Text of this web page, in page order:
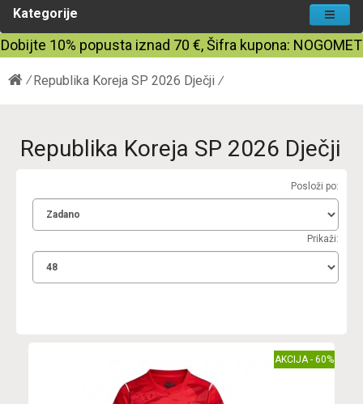
Kategorije
Dobijte 10% popusta iznad 70 €, Šifra kupona: NOGOMET
Republika Koreja SP 2026 Dječji
Republika Koreja SP 2026 Dječji
Posloži po:
Prikaži:
AKCIJA - 60%